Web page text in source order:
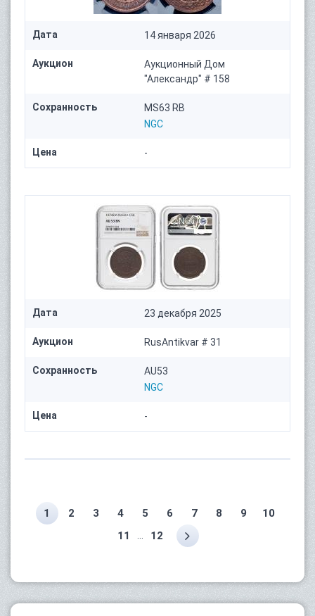
Дата 14 января 2026
Аукцион
Аукционный Дом
"Александр" # 158
Сохранность
MS63 RB
NGC
Цена -
Дата 23 декабря 2025
Аукцион RusAntikvar # 31
Сохранность
AU53
NGC
Цена -
1 2 3 4 5 6 7 8 9
10
11
12